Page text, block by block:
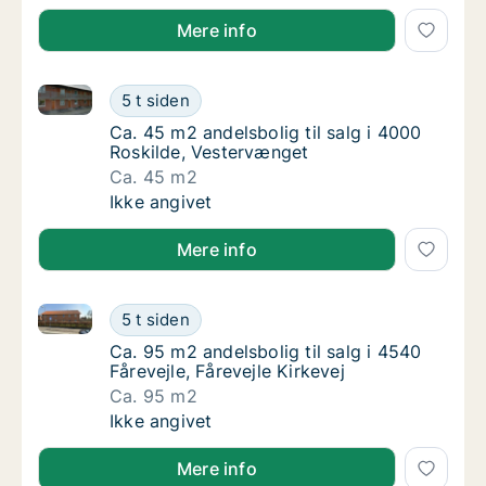
Mere info
Ca. 45 m2 andelsbolig til salg i 4000
5 t siden
Ca. 45 m2 andelsbolig til salg i 4000 Roskilde,
Ca. 45 m2 andelsbolig til salg i 4000
Ca. 45 m2 andelsbolig til salg i 4000
Roskilde, Vestervænget
Ca. 45 m2
Ca. 45 m2 andelsbolig til salg i 4000
Ikke angivet
Mere info
Ca. 95 m2 andelsbolig til salg i 4540
5 t siden
Ca. 95 m2 andelsbolig til salg i 4540 Fårevejle,
Ca. 95 m2 andelsbolig til salg i 4540
Ca. 95 m2 andelsbolig til salg i 4540
Fårevejle, Fårevejle Kirkevej
Ca. 95 m2
Ca. 95 m2 andelsbolig til salg i 4540
Ikke angivet
Mere info